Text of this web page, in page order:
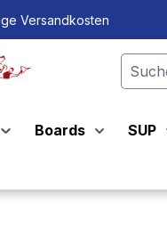
Versandkosten
Boards SUP